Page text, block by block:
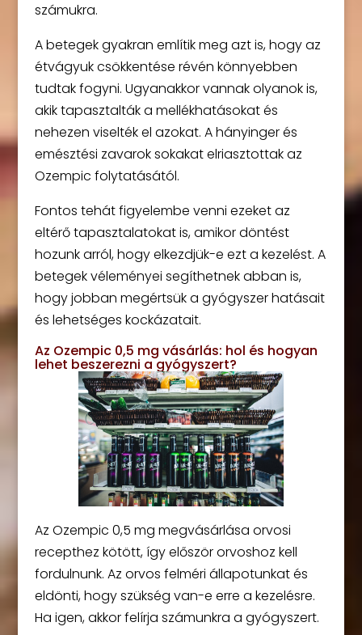
számukra.
A betegek gyakran említik meg azt is, hogy az
étvágyuk csökkentése révén könnyebben
tudtak fogyni. Ugyanakkor vannak olyanok is,
akik tapasztalták a mellékhatásokat és
nehezen viselték el azokat. A hányinger és
emésztési zavarok sokakat elriasztottak az
Ozempic folytatásától.
Fontos tehát figyelembe venni ezeket az
eltérő tapasztalatokat is, amikor döntést
hozunk arról, hogy elkezdjük-e ezt a kezelést. A
betegek véleményei segíthetnek abban is,
hogy jobban megértsük a gyógyszer hatásait
és lehetséges kockázatait.
Az Ozempic 0,5 mg vásárlás: hol és hogyan
lehet beszerezni a gyógyszert?
Az Ozempic 0,5 mg megvásárlása orvosi
recepthez kötött, így először orvoshoz kell
fordulnunk. Az orvos felméri állapotunkat és
eldönti, hogy szükség van-e erre a kezelésre.
Ha igen, akkor felírja számunkra a gyógyszert.